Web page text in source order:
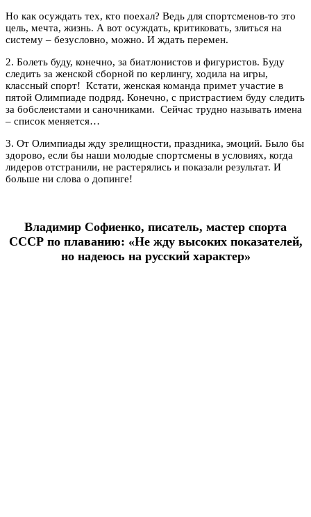
Но как осуждать тех, кто поехал? Ведь для спортсменов-то это
цель, мечта, жизнь. А вот осуждать, критиковать, злиться на
систему – безусловно, можно. И ждать перемен.
2. Болеть буду, конечно, за биатлонистов и фигуристов. Буду
следить за женской сборной по керлингу, ходила на игры,
классный спорт! Кстати, женская команда примет участие в
пятой Олимпиаде подряд. Конечно, с пристрастием буду следить
за бобслеистами и саночниками. Сейчас трудно называть имена
– список меняется…
3. От Олимпиады жду зрелищности, праздника, эмоций. Было бы
здорово, если бы наши молодые спортсмены в условиях, когда
лидеров отстранили, не растерялись и показали результат. И
больше ни слова о допинге!
Владимир Софиенко, писатель, мастер спорта
СССР по плаванию: «Не жду высоких показателей,
но надеюсь на русский характер»